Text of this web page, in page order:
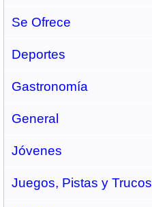
Se Ofrece
Deportes
Gastronomí­a
General
Jóvenes
Juegos, Pistas y Trucos